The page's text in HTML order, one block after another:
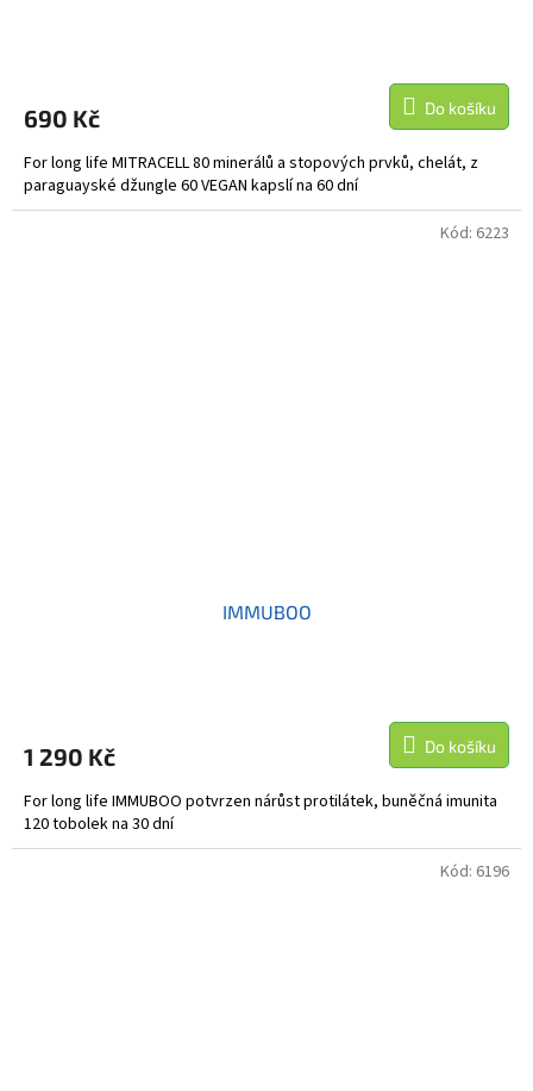
690 Kč Do košíku
For long life MITRACELL 80 minerálů a stopových prvků, chelát, z
paraguayské džungle 60 VEGAN kapslí na 60 dní
IMMUBOO
1 290 Kč Do košíku
For long life IMMUBOO potvrzen nárůst protilátek, buněčná imunita
120 tobolek na 30 dní
Kód: 6223
Kód: 6196